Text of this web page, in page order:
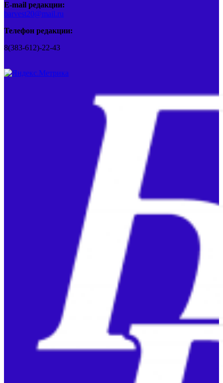
E-mail редакции:
barvest20@mail.ru
Телефон редакции:
8(383-612)-22-43